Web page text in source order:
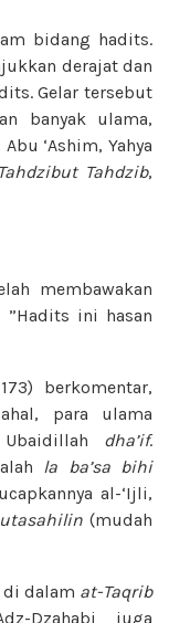
bidang hadits.
derajat dan
Gelar tersebut
banyak ulama,
‘Ashim, Yahya
Tahdzib,
membawakan
”Hadits ini hasan
berkomentar,
para ulama
dha’if.
la ba’sa bihi
al-‘Ijli,
(mudah
di dalam at-Taqrib
Dzahabi juga